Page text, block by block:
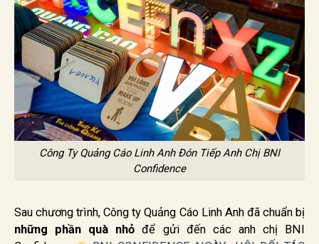
Công Ty Quảng Cáo Linh Anh Đón Tiếp Anh Chị BNI
Confidence
Sau chương trình, Công ty Quảng Cáo Linh Anh đã chuẩn bị
những phần quà nhỏ để gửi đến các anh chị BNI